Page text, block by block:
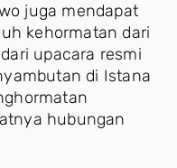
juga mendapat
kehormatan dari
upacara resmi
di Istana
hubungan